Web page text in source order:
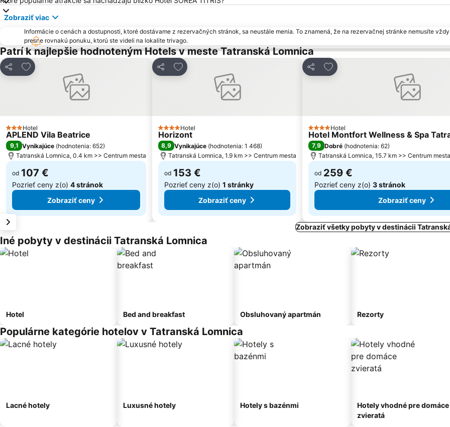
Zobraziť viac
Informácie o cenách a dostupnosti, ktoré dostávame z rezervačných stránok, sa neustále menia. To znamená, že na rezervačnej stránke nemusíte
presne rovnakú ponuku, ktorú ste videli na lokalite trivago.
Patrí k najlepšie hodnoteným Hotels v meste Tatranská Lomnica
Zdieľať
Pridať do obľúbených
3 Počet hviezdičiek
Hotel
APLEND Vila Beatrice
9,1 Vynikajúce (hodnotenia: 652)
Tatranská Lomnica, 0.4 km >> Centrum mesta
od 107 €
Pozrieť ceny z(o) 4 stránok
Zobraziť ceny
Zdieľať
Pridať do obľúbených
4 Počet hviezdičiek
Hotel
Horizont
8,9 Vynikajúce (hodnotenia: 1 468)
Tatranská Lomnica, 1.9 km >> Centrum mesta
od 153 €
Pozrieť ceny z(o) 1 stránky
Zobraziť ceny
Zdieľať
Pridať do obľúbených
4 Počet hviezdičiek
Hotel
Hotel Montfort Wellness & Spa
7,9 Dobré (hodnotenia: 62)
Tatranská Lomnica, 15.7 km >> Centrum mesta
od 259 €
Pozrieť ceny z(o) 3 stránok
Zobraziť ceny
Zobraziť všetky pobyty v destinácii
Iné pobyty v destinácii Tatranská Lomnica
Hotel Bed and breakfast Obsluhovaný apartmán Rezorty
Populárne kategórie hotelov v Tatranská Lomnica
Lacné hotely Luxusné hotely Hotely s bazénmi
Hotely vhodné pre domáce
zvieratá